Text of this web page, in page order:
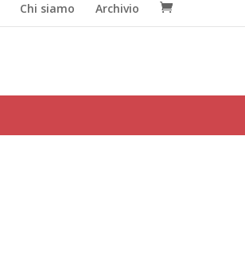
Chi siamo Archivio